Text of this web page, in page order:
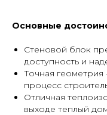
Основные
Стеновой блок
доступность и
Точная
процесс
Отличная
выходе теплый